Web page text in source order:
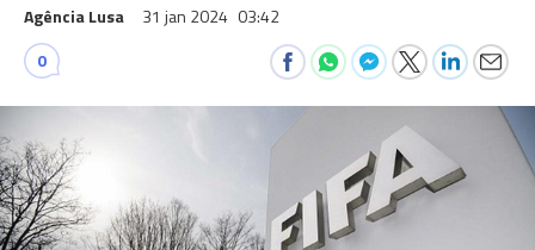
Agência Lusa 31 jan 2024 03:42
0